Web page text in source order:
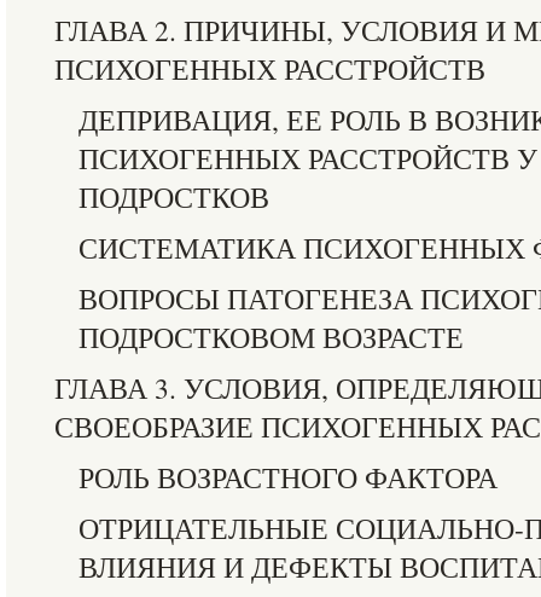
ГЛАВА 2. ПРИЧИНЫ, УСЛОВИЯ И
ПСИХОГЕННЫХ РАССТРОЙСТВ
ДЕПРИВАЦИЯ, ЕЕ РОЛЬ В
ПСИХОГЕННЫХ РАССТРОЙСТВ
ПОДРОСТКОВ
СИСТЕМАТИКА ПСИХОГЕННЫХ
ВОПРОСЫ ПАТОГЕНЕЗА
ПОДРОСТКОВОМ ВОЗРАСТЕ
ГЛАВА 3. УСЛОВИЯ,
СВОЕОБРАЗИЕ ПСИХОГЕННЫХ
РОЛЬ ВОЗРАСТНОГО ФАКТОРА
ОТРИЦАТЕЛЬНЫЕ СОЦИАЛЬНО-
ВЛИЯНИЯ И ДЕФЕКТЫ